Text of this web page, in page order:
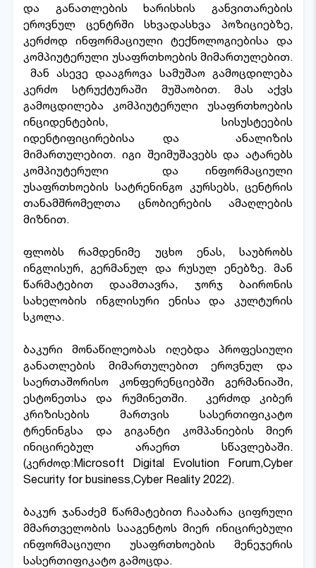
და განათლების ხარისხის განვითარების
ეროვნულ ცენტრში სხვადასხვა პოზიციებზე,
კერძოდ ინფორმაციული ტექნოლოგიებისა და
კომპიუტერული უსაფრთხოების მიმართულებით.
მან ასევე დააგროვა სამუშაო გამოცდილება
კერძო სტრუქტურაში მუშაობით. მას აქვს
გამოცდილება კომპიუტერული უსაფრთხოების
ინციდენტების, სისუსტეების
იდენტიფიცირებისა და ანალიზის
მიმართულებით. იგი შეიმუშავებს და ატარებს
კომპიუტერული და ინფორმაციული
უსაფრთხოების სატრენინგო კურსებს, ცენტრის
თანამშრომელთა ცნობიერების ამაღლების
მიზნით.
ფლობს რამდენიმე უცხო ენას, საუბრობს
ინგლისურ, გერმანულ და რუსულ ენებზე. მან
წარმატებით დაამთავრა, ჯორჯ ბაირონის
სახელობის ინგლისური ენისა და კულტურის
სკოლა.
ბაკური მონაწილეობას იღებდა პროფესიული
განათლების მიმართულებით ეროვნულ და
საერთაშორისო კონფერენციებში გერმანიაში,
ესტონეთსა და რუმინეთში. კერძოდ კიბერ
კრიზისების მართვის სასერთიფიკატო
ტრენინგსა და გიგანტი კომპანიების მიერ
ინიცირებულ არაერთ სწავლებაში.
(კერძოდ:Microsoft Digital Evolution Forum,Cyber
Security for business,Cyber Reality 2022).
ბაკურ ჯანაძემ წარმატებით ჩააბარა ციფრული
მმართველობის სააგენტოს მიერ ინიცირებული
ინფორმაციული უსაფრთხოების მენეჯერის
სასერთიფიკატო გამოცდა.